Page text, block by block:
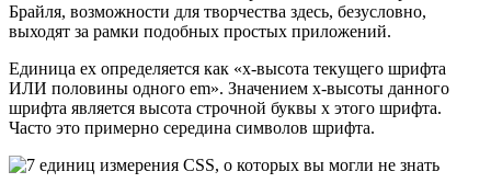
Брайля, возможности для творчества здесь, безусловно,
выходят за рамки подобных простых приложений.
Единица ex определяется как «х-высота текущего шрифта
ИЛИ половины одного em». Значением x-высоты данного
шрифта является высота строчной буквы x этого шрифта.
Часто это примерно середина символов шрифта.